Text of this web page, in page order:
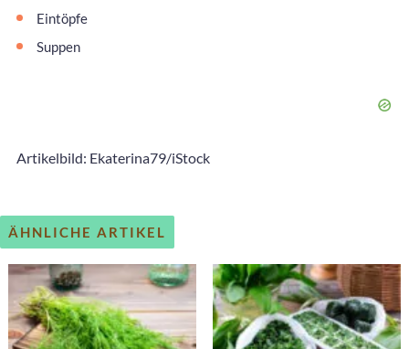
Eintöpfe
Suppen
Artikelbild: Ekaterina79/iStock
ÄHNLICHE ARTIKEL